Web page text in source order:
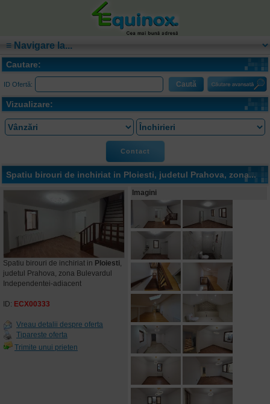
Cautare:
ID Ofertă:
Vizualizare:
Contact
Spatiu birouri de inchiriat in Ploiesti, judetul Prahova, zona...
Spatiu birouri de inchiriat in Ploiesti,
judetul Prahova, zona Bulevardul
Independentei-adiacent
ID: ECX00333
Vreau detalii despre oferta
Tipareste oferta
Trimite unui prieten
Imagini